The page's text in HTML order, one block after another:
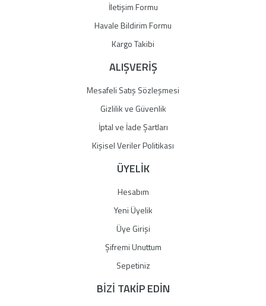
Gönder
İletişim Formu
Havale Bildirim Formu
Kargo Takibi
ALIŞVERİŞ
Mesafeli Satış Sözleşmesi
Gizlilik ve Güvenlik
İptal ve İade Şartları
Kişisel Veriler Politikası
ÜYELİK
Hesabım
Yeni Üyelik
Üye Girişi
Şifremi Unuttum
Sepetiniz
BİZİ TAKİP EDİN